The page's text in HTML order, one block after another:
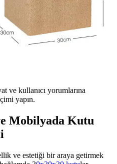
ve kullanıcı yorumlarına
yapın.
Mobilyada Kutu
ve estetiği bir araya getirmek